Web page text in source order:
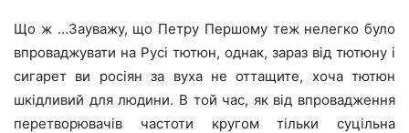
Що ж …Зауважу, що Петру Першому теж нелегко було
впроваджувати на Русі тютюн, однак, зараз від тютюну і
сигарет ви росіян за вуха не оттащите, хоча тютюн
шкідливий для людини. В той час, як від впровадження
перетворювачів частоти кругом тільки суцільна